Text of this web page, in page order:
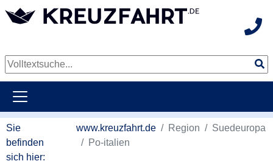
Sie
befinden
sich hier:
www.kreuzfahrt.de Region
Suedeuropa
Po-italien